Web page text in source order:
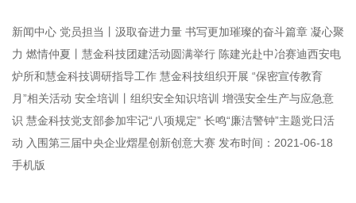
新闻中心 党员担当丨汲取奋进力量 书写更加璀璨的奋斗篇章 凝心聚
力 燃情仲夏丨慧金科技团建活动圆满举行 陈建光赴中冶赛迪西安电
炉所和慧金科技调研指导工作 慧金科技组织开展 “保密宣传教育
月”相关活动 安全培训丨组织安全知识培训 增强安全生产与应急意
识 慧金科技党支部参加牢记“八项规定” 长鸣“廉洁警钟”主题党日活
动 入围第三届中央企业熠星创新创意大赛 发布时间：2021-06-18
手机版